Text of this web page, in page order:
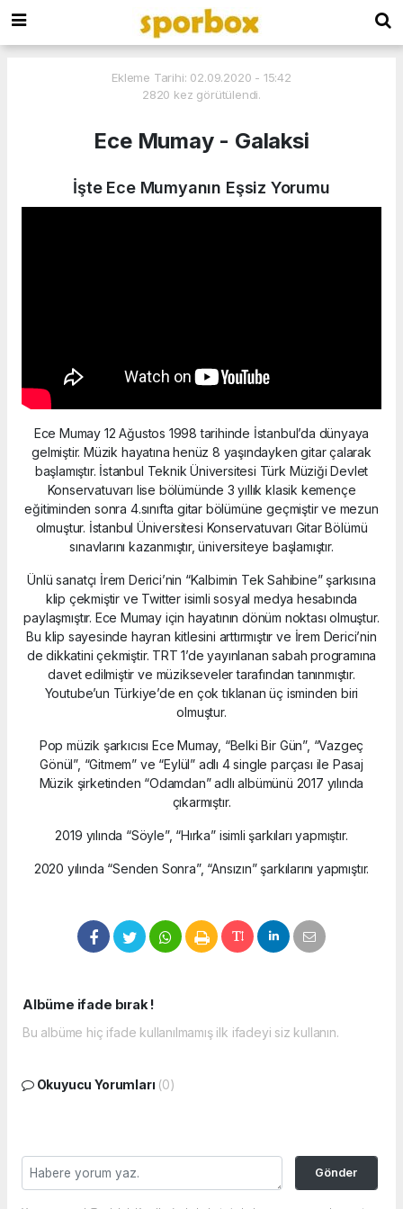
Ekleme Tarihi: 02.09.2020 - 15:42
2820 kez görütülendi.
Ece Mumay - Galaksi
İşte Ece Mumyanın Eşsiz Yorumu
Ece Mumay 12 Ağustos 1998 tarihinde İstanbul’da dünyaya
gelmiştir. Müzik hayatına henüz 8 yaşındayken gitar çalarak
başlamıştır. İstanbul Teknik Üniversitesi Türk Müziği Devlet
Konservatuvarı lise bölümünde 3 yıllık klasik kemençe
eğitiminden sonra 4.sınıfta gitar bölümüne geçmiştir ve mezun
olmuştur. İstanbul Üniversitesi Konservatuvarı Gitar Bölümü
sınavlarını kazanmıştır, üniversiteye başlamıştır.
Ünlü sanatçı İrem Derici’nin “Kalbimin Tek Sahibine” şarkısına
klip çekmiştir ve Twitter isimli sosyal medya hesabında
paylaşmıştır. Ece Mumay için hayatının dönüm noktası olmuştur.
Bu klip sayesinde hayran kitlesini arttırmıştır ve İrem Derici’nin
de dikkatini çekmiştir. TRT 1’de yayınlanan sabah programına
davet edilmiştir ve müzikseveler tarafından tanınmıştır.
Youtube’un Türkiye’de en çok tıklanan üç isminden biri
olmuştur.
Pop müzik şarkıcısı Ece Mumay, “Belki Bir Gün”, “Vazgeç
Gönül”, “Gitmem” ve “Eylül” adlı 4 single parçası ile Pasaj
Müzik şirketinden “Odamdan” adlı albümünü 2017 yılında
çıkarmıştır.
2019 yılında “Söyle”, “Hırka” isimli şarkıları yapmıştır.
2020 yılında “Senden Sonra”, “Ansızın” şarkılarını yapmıştır.
Albüme ifade bırak !
Bu albüme hiç ifade kullanılmamış ilk ifadeyi siz kullanın.
Okuyucu Yorumları (0)
Gönder